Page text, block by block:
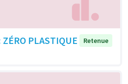
PLASTIQUE
Retenue